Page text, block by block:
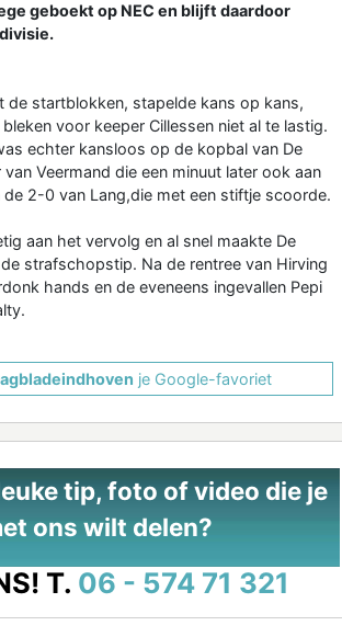
geboekt op NEC en blijft daardoor
de startblokken, stapelde kans op kans,
voor keeper Cillessen niet al te lastig.
echter kansloos op de kopbal van De
Veermand die een minuut later ook aan
2-0 van Lang,die met een stiftje scoorde.
aan het vervolg en al snel maakte De
strafschopstip. Na de rentree van Hirving
hands en de eveneens ingevallen Pepi
je Google-favoriet
tip, foto of video die je
ons wilt delen?
T. 06 - 574 71 321